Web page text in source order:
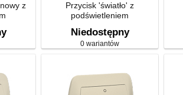
z
Przycisk 'światło' z
podświetleniem
Niedostępny
0 wariantów